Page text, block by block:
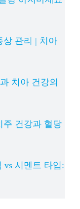
관리 | 치아
치아 건강의
주 건강과 혈당
vs 시멘트 타입: